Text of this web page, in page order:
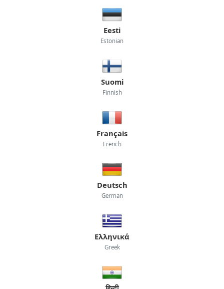
Eesti
Estonian
Suomi
Finnish
Français
French
Deutsch
German
Ελληνικά
Greek